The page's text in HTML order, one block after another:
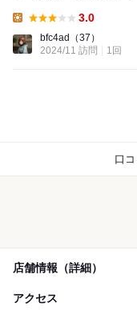
3.0
bfc4ad
（37）
2024/11 訪問
1回
口
店舗情報（詳細）
アクセス